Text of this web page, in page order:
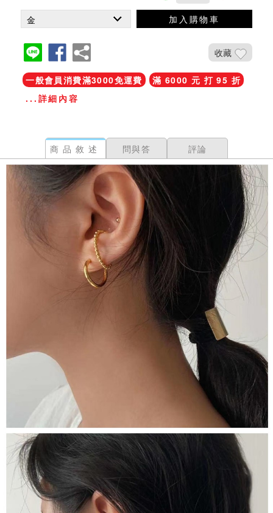
加入購物車
收藏
一般會員消費滿3000免運費
滿 6000 元 打 95 折
...詳細內容
商品敘述 問與答 評論